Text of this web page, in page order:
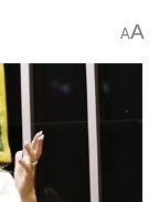
AA